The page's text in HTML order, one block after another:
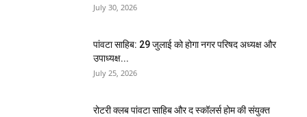
July 30, 2026
पांवटा साहिब: 29 जुलाई को होगा नगर परिषद अध्यक्ष और
उपाध्यक्ष...
July 25, 2026
​रोटरी क्लब पांवटा साहिब और द स्कॉलर्स होम की संयुक्त